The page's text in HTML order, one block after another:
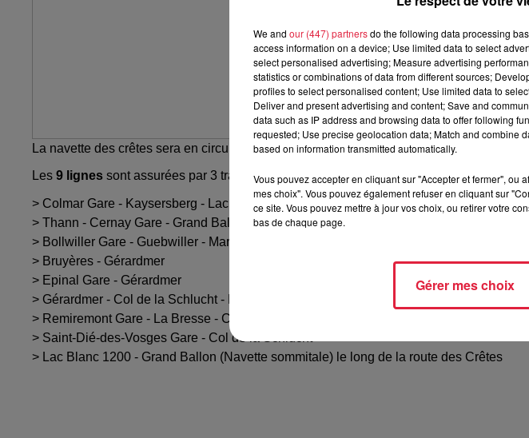
La navette des crêtes sera en circulation du 17 juillet au 15 août. /@ Navette des crêtes
Les 9 lignes sont assurées par 3 transporteurs LK Kunegel, Launoy Tourisme et Tchizz
> Colmar Gare - Kaysersberg - Lac Blanc
> Thann - Cernay Gare - Grand Ballon
> Bollwiller Gare - Guebwiller - Markstein
> Bruyères - Gérardmer
> Epinal Gare - Gérardmer
> Gérardmer - Col de la Schlucht - Munster Gare
> Remiremont Gare - La Bresse - Col de la Schlucht
> Saint-Dié-des-Vosges Gare - Col de la Schlucht
> Lac Blanc 1200 - Grand Ballon (Navette sommitale) le long de la route des Crêtes
We and our (447) partnersdo the following data processing
access information on a device; Use limited data to select
select personalised advertising; Measure advertising
statistics or combinations of data from different sources;
profiles to select personalised content; Use limited data to
Deliver and present advertising and content; Save and
data such as IP address and browsing data to offer following
requested; Use precise geolocation data; Match and combine
based on information transmitted automatically.
Vous pouvez accepter en cliquant sur "Accepter et fermer",
mes choix". Vous pouvez également refuser en cliquant sur
ce site. Vous pouvez mettre à jour vos choix, ou retirer votre
bas de chaque page.
Gérer mes choix